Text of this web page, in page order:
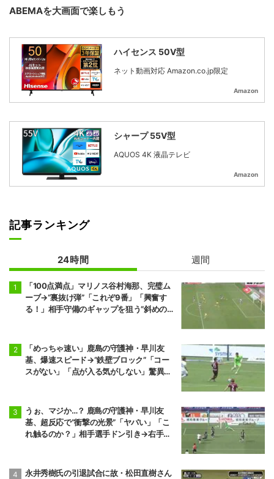
ABEMAを大画面で楽しもう
ハイセンス 50V型
ネット動画対応 Amazon.co.jp限定
Amazon
シャープ 55V型
AQUOS 4K 液晶テレビ
Amazon
記事ランキング
24時間 週間
「100点満点」マリノス谷村海那、完璧ム
ーブ→“裏抜け弾”「これぞ9番」「興奮す
る！」相手守備のギャップを狙う”斜めの抜
「めっちゃ速い」鹿島の守護神・早川友
基、爆速スピード→“鉄壁ブロック”「コー
スがない」「点が入る気がしない」驚異の
うぉ、マジか…？ 鹿島の守護神・早川友
基、超反応で“衝撃の光景”「ヤバい」「こ
れ触るのか？」相手選手ドン引き→右手一
永井秀樹氏の引退試合に故・松田直樹さん